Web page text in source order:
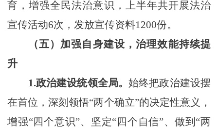
育，增强全民法治意识，上半年共开展法治
宣传活动6次，发放宣传资料1200份。
（五） 加强自身建设，治理效能持续提
升
1.政治建设统领全局。始终把政治建设摆
在首位，深刻领悟“两个确立”的决定性意义，
增强“四个意识”、 坚定“四个自信”、做到 “两